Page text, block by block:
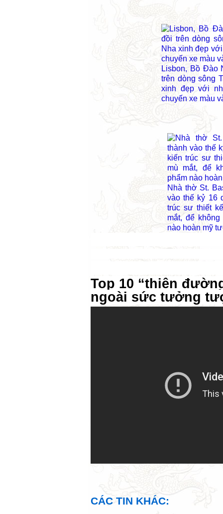
Lisbon, Bồ Đào
trên dòng sông
xinh đẹp với
chuyến xe màu
Nhà thờ St.
vào thế kỷ 16
trúc sư thiết
mắt, để
nào hoàn mỹ
Top 10 “thiên
ngoài sức tưởng
CÁC TIN KHÁC: